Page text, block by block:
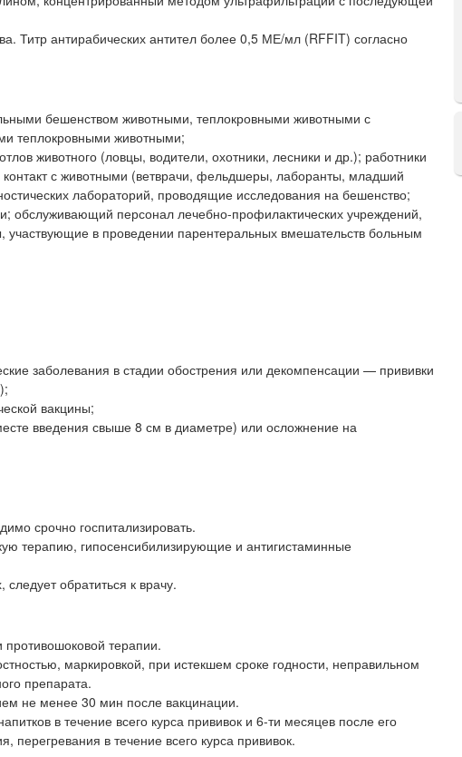
Титр антирабических антител более 0,5 МЕ/мл (RFFIT) согласно
бешенством животными, теплокровными животными с
теплокровными животными;
животного (ловцы, водители, охотники, лесники и др.); работники
с животными (ветврачи, фельдшеры, лаборанты, младший
лабораторий, проводящие исследования на бешенство;
обслуживающий персонал лечебно-профилактических учреждений,
в проведении парентеральных вмешательств больным
заболевания в стадии обострения или декомпенсации — прививки
вакцины;
введения свыше 8 см в диаметре) или осложнение на
срочно госпитализировать.
терапию, гипосенсибилизирующие и антигистаминные
обратиться к врачу.
терапии.
маркировкой, при истекшем сроке годности, неправильном
препарата.
не менее 30 мин после вакцинации.
в течение всего курса прививок и 6-ти месяцев после его
перегревания в течение всего курса прививок.